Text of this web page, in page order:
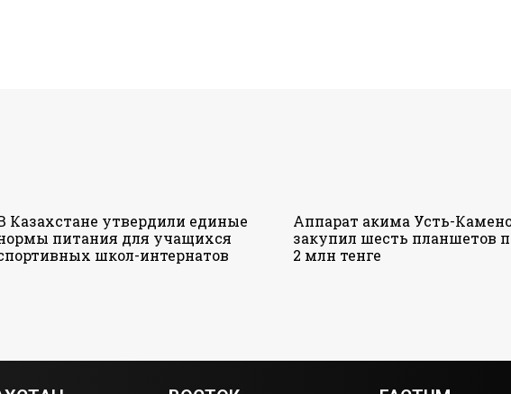
Казахстане утвердили единые
питания для учащихся
школ-интернатов
Аппарат акима Усть-
закупил шесть планшетов
2 млн тенге